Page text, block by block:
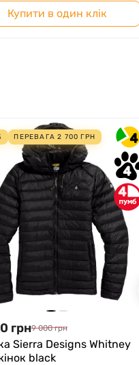
Купити в один клік
4
4
4
ПЕРЕВАГА2 700 ГРН
грн9 000 грн
Sierra Designs Whitney
black